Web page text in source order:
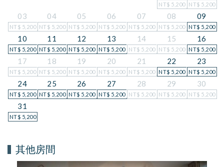
NT$ 5,200 NT$ 5,200
03
NT$ 5,200
04
NT$ 5,200
05
NT$ 5,200
06
NT$ 5,200
07
NT$ 5,200
08
NT$ 5,200
09
NT$ 5,200
10
NT$ 5,200
11
NT$ 5,200
12
NT$ 5,200
13
NT$ 5,200
14
NT$ 5,200
15
NT$ 5,200
16
NT$ 5,200
17
NT$ 5,200
18
NT$ 5,200
19
NT$ 5,200
20
NT$ 5,200
21
NT$ 5,200
22
NT$ 5,200
23
NT$ 5,200
24
NT$ 5,200
25
NT$ 5,200
26
NT$ 5,200
27
NT$ 5,200
28
NT$ 5,200
29
NT$ 5,200
30
NT$ 5,200
31
NT$ 5,200
其他房間